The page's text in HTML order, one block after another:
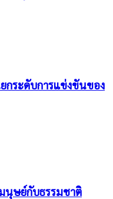
กระดับการแข่งขันของ
นุษย์กับธรรมชาติ